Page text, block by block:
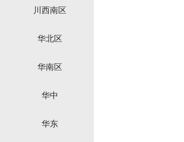
川西南区
华北区
华南区
华中
华东